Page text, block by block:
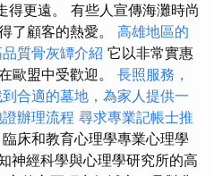
更遠。 有些人宣傳海灘時尚
了顧客的熱愛。 高雄地區的
質骨灰罈介紹 它以非常實惠
歐盟中受歡迎。 長照服務，
合適的墓地，為家人提供一
辦理流程 尋求專業記帳士推
臨床和教育心理學專業心理學
神經科學與心理學研究所的高